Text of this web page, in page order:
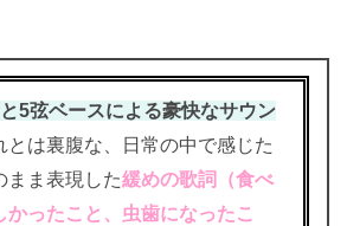
5弦ベースによる豪快なサウン
とは裏腹な、日常の中で感じた
まま表現した緩めの歌詞（食べ
かったこと、虫歯になったこ